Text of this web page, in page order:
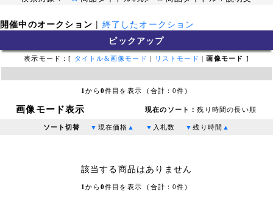
開催中のオークション | 終了したオークション
ピックアップ
表示モード：[ タイトル&画像モード リストモード |画像モード ]
1から0件目を表示 (合計：0件)
画像モード表示 現在のソート：残り時間の長い順
ソート切替 ▼ 現在価格 ▲ ▼ 入札数 ▼残り時間 ▲
該当する商品はありません
1から0件目を表示 (合計：0件)